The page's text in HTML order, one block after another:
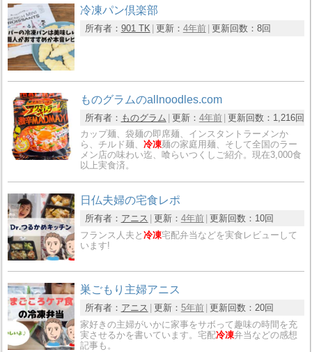
冷凍パン倶楽部
所有者： 901 TK 更新： 4年前 更新回数： 8回
ものグラムのallnoodles.com
所有者： ものグラム 更新： 4年前 更新回数： 1,216回
カップ麺、袋麺の即席麺、インスタントラーメンか
ら、チルド麺、冷凍麺の家庭用麺、そして全国のラー
メン店の味わい迄、喰らいつくしご紹介。現在3,000食
以上実食済。
日仏夫婦の宅食レポ
所有者： アニス 更新： 4年前 更新回数： 10回
フランス人夫と冷凍宅配弁当などを実食レビューして
います!
巣ごもり主婦アニス
所有者： アニス 更新： 5年前 更新回数： 20回
家好きの主婦がいかに家事をサボって趣味の時間を充
実させるかを書いています。宅配冷凍弁当などの感想
記事も。